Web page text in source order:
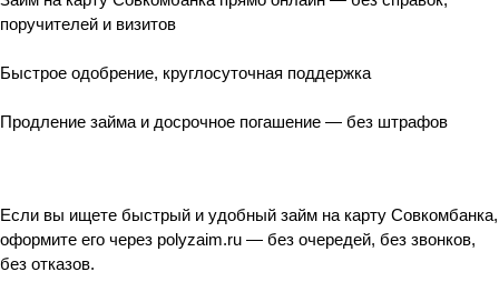
поручителей и визитов
Быстрое одобрение, круглосуточная поддержка
Продление займа и досрочное погашение — без штрафов
Если вы ищете быстрый и удобный займ на карту Совкомбанка,
оформите его через polyzaim.ru — без очередей, без звонков,
без отказов.